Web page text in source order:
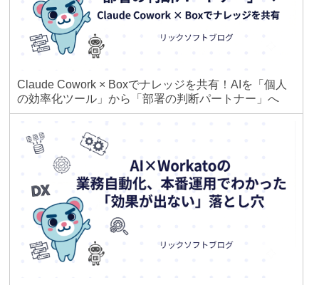
Claude Cowork × Boxでナレッジを共有！AIを「個人
の効率化ツール」から「部署の判断パートナー」へ